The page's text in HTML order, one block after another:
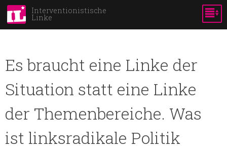
Direkt
Inhalt
Interventionistische
Linke
Es braucht eine Linke der
Situation statt eine Linke
der Themenbereiche. Was
ist linksradikale Politik